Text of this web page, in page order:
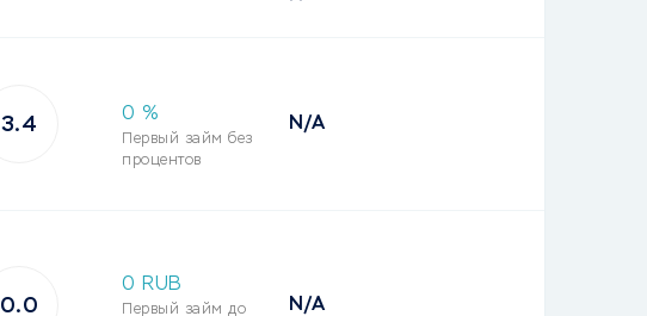
3.4 0 %
Первый займ без
процентов
N/A
0.0
0 RUB
Первый займ до
N/A